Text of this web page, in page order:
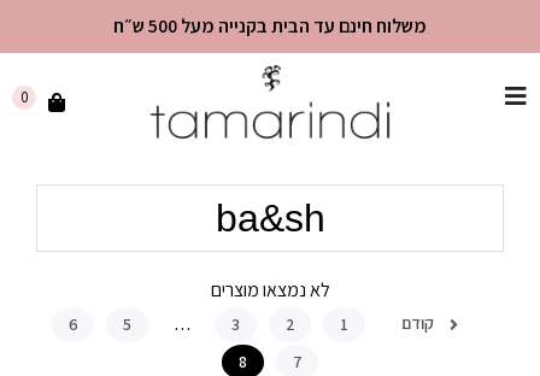
שִׂים
משלוח חינם עד הבית בקנייה מעל 500 ש״ח
0
ba&sh
לא נמצאו מוצרים
קודם 1
2
3
…
5
6
7
8